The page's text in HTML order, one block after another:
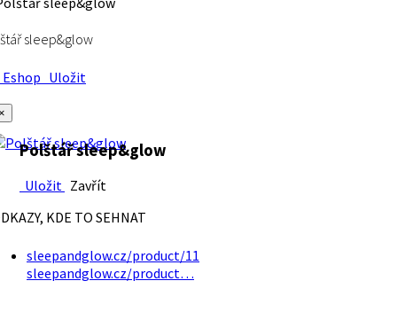
sleep&glow
Uložit
Polštář sleep&glow
Uložit Zavřít
KDE TO SEHNAT
sleepandglow.cz/product/11
sleepandglow.cz/product…